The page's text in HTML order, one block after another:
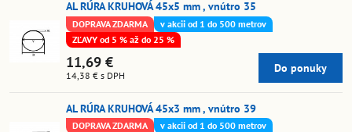
AL RÚRA KRUHOVÁ 45x5 mm , vnútro 35
DOPRAVA ZDARMA
v akcii od 1 do 500 metrov
ZĽAVY od 5 % až do 25 %
11,69 €
14,38 € s DPH
Do ponuky
AL RÚRA KRUHOVÁ 45x3 mm , vnútro 39
DOPRAVA ZDARMA
v akcii od 1 do 500 metrov